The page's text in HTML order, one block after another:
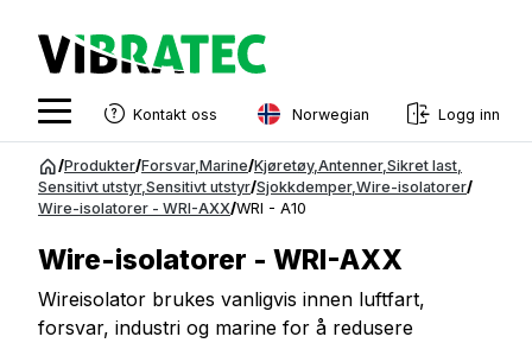
innhold
Kontakt oss Norwegian
English
Swedish
French
Estonian
Logg inn
/Produkter/Forsvar, Marine/Kjøretøy, Antenner, Sikret last
Sensitivt utstyr, Sensitivt utstyr/Sjokkdemper, Wire-isolatorer/
Wire-isolatorer - WRI-AXX/WRI - A10
Wire-isolatorer - WRI-AXX
Wireisolator brukes vanligvis innen luftfart,
forsvar, industri og marine for å redusere